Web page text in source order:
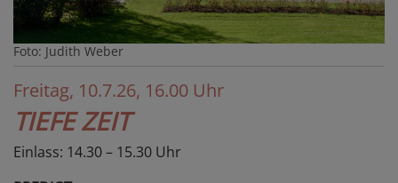
Foto: Judith Weber
Freitag, 10.7.26, 16.00 Uhr
TIEFE ZEIT
Einlass: 14.30 – 15.30 Uhr